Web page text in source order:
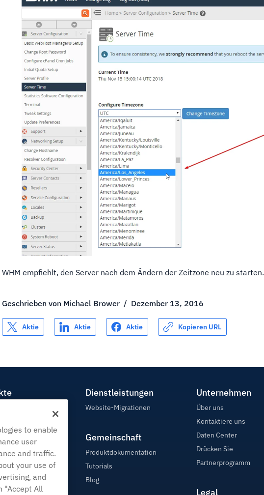
WHM empfiehlt, den Server nach dem Ändern der Zeitzone neu zu starten.
Geschrieben von Michael Brower / Dezember 13, 2016
Aktie Aktie Aktie Kopieren URL
Hosting
Reseller
Linux. VPS
Linux VPS
Fenster. VPS
Dienstleistungen
Website-Migrationen
Gemeinschaft
Produktdokumentation
Tutorials
Blog
Unternehmen
Über uns
Kontaktiere uns
Daten Center
Drücken Sie
Partnerprogramm
Legal
to enable
user
and traffic.
your use of
and
"Accept All